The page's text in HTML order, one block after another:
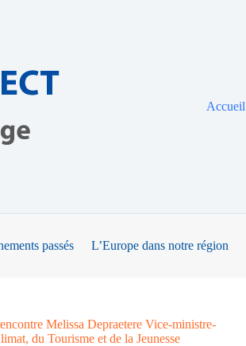
Accueil
passés L’Europe dans notre région
Melissa Depraetere Vice-ministre-
du Tourisme et de la Jeunesse